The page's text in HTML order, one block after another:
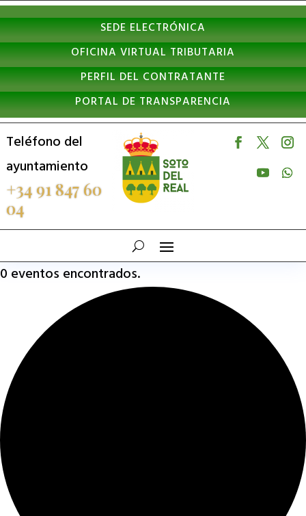
Nota:
este
sitio
web
incluye
un
sistema
de
accesibilidad.
SEDE ELECTRÓNICA
OFICINA VIRTUAL TRIBUTARIA
PERFIL DEL CONTRATANTE
PORTAL DE TRANSPARENCIA
Teléfono del
ayuntamiento
+34 91 847 60
04
0 eventos encontrados.